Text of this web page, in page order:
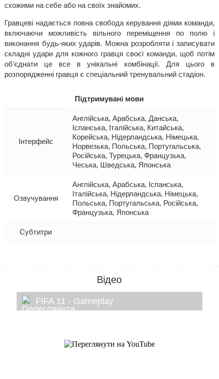
схожими на себе або на своїх знайомих.
Гравцеві надається повна свобода керування діями команди,
включаючи можливість вільного переміщення по полю і
виконання будь-яких ударів. Можна розробляти і записувати
складні удари для кожного гравця своєї команди, щоб потім
об'єднати це все в унікальні комбінації. Для цього в
розпорядженні гравця є спеціальний тренувальний стадіон.
Підтримувані мови
Інтерфейс
Англійська, Арабська, Данська,
Іспанська, Італійська, Китайська,
Корейська, Нідерландська, Німецька,
Норвезька, Польська, Португальська,
Російська, Турецька, Французька,
Чеська, Шведська, Японська
Озвучування
Англійська, Арабська, Іспанська,
Італійська, Нідерландська, Німецька,
Польська, Португальська, Російська,
Французька, Японська
Субтитри
Відео
FIFA 11 - Gameplay